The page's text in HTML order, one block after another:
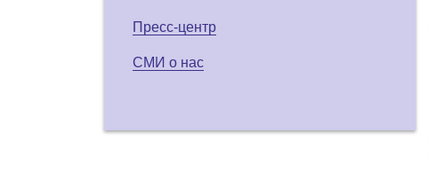
Пресс-центр
СМИ о нас